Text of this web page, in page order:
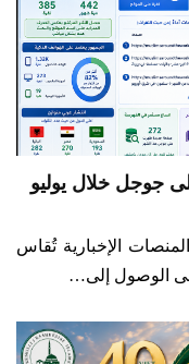
جوجل خلال يوليو
الإخبارية تُقاس
الوصول إلى…